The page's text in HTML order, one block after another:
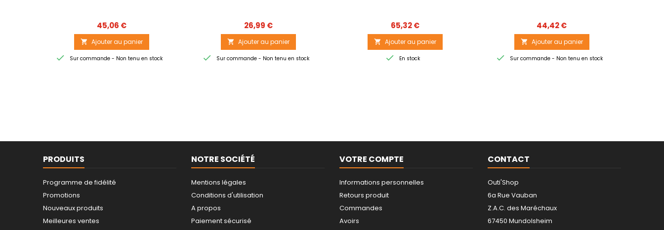
Prix
45,06 €
 Ajouter au panier
 Sur commande - Non tenu en stock
Prix
26,99 €
 Ajouter au panier
 Sur commande - Non tenu en stock
Prix
65,32 €
 Ajouter au panier
 En stock
Prix
44,42 €
 Ajouter au panier
 Sur commande - Non tenu en stock
PRODUITS
Programme de fidélité
Promotions
Nouveaux produits
Meilleures ventes
NOTRE SOCIÉTÉ
Mentions légales
Conditions d'utilisation
A propos
Paiement sécurisé
VOTRE COMPTE
Informations personnelles
Retours produit
Commandes
Avoirs
CONTACT
Outi'Shop
6a Rue Vauban
Z.A.C. des Maréchaux
67450 Mundolsheim